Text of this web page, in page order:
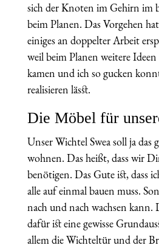
sich der Knoten im Gehirn im
beim Planen. Das Vorgehen
einiges an doppelter Arbeit
weil beim Planen weitere
kamen und ich so gucken
realisieren lässt.
Die Möbel für
Unser Wichtel Swea soll ja das
wohnen. Das heißt, dass wir
benötigen. Das Gute ist, dass
alle auf einmal bauen muss.
nach und nach wachsen kann.
dafür ist eine gewisse
allem die Wichteltür und der